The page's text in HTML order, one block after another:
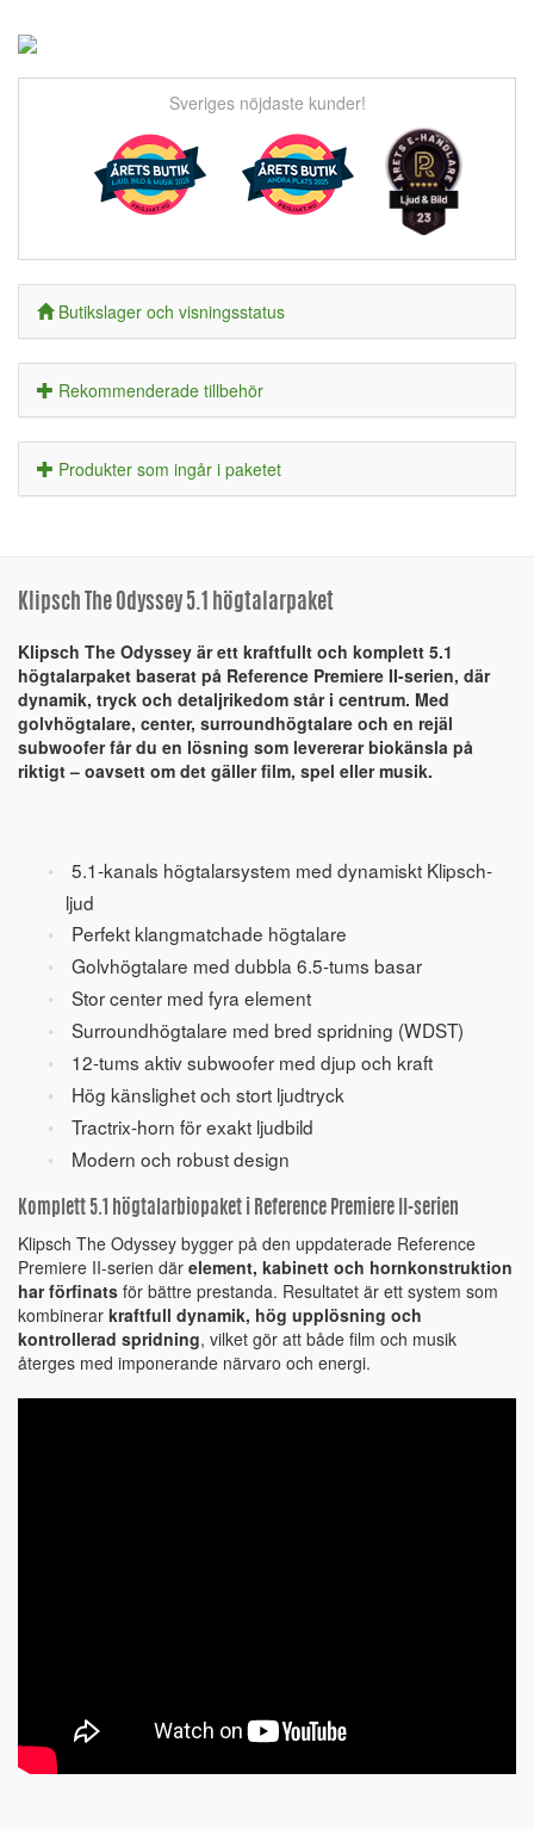
Sveriges nöjdaste kunder!
Butikslager och visningsstatus
Rekommenderade tillbehör
Produkter som ingår i paketet
Klipsch The Odyssey 5.1 högtalarpaket
Klipsch The Odyssey är ett kraftfullt och komplett 5.1
högtalarpaket baserat på Reference Premiere II-serien, där
dynamik, tryck och detaljrikedom står i centrum. Med
golvhögtalare, center, surroundhögtalare och en rejäl
subwoofer får du en lösning som levererar biokänsla på
riktigt – oavsett om det gäller film, spel eller musik.
5.1-kanals högtalarsystem med dynamiskt Klipsch-
ljud
Perfekt klangmatchade högtalare
Golvhögtalare med dubbla 6.5-tums basar
Stor center med fyra element
Surroundhögtalare med bred spridning (WDST)
12-tums aktiv subwoofer med djup och kraft
Hög känslighet och stort ljudtryck
Tractrix-horn för exakt ljudbild
Modern och robust design
Komplett 5.1 högtalarbiopaket i Reference Premiere II-serien
Klipsch The Odyssey bygger på den uppdaterade Reference
Premiere II-serien där element, kabinett och hornkonstruktion
har förfinats för bättre prestanda. Resultatet är ett system som
kombinerar kraftfull dynamik, hög upplösning och
kontrollerad spridning, vilket gör att både film och musik
återges med imponerande närvaro och energi.